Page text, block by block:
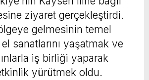
ziyaret gerçekleştirdi.
gelmesinin temel
sanatlarını yaşatmak ve
iş birliği yaparak
yürütmek oldu.